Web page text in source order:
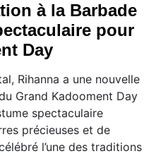
à la Barbade
pour
Day
Rihanna a une nouvelle
Grand Kadooment Day
spectaculaire
précieuses et de
l’une des traditions